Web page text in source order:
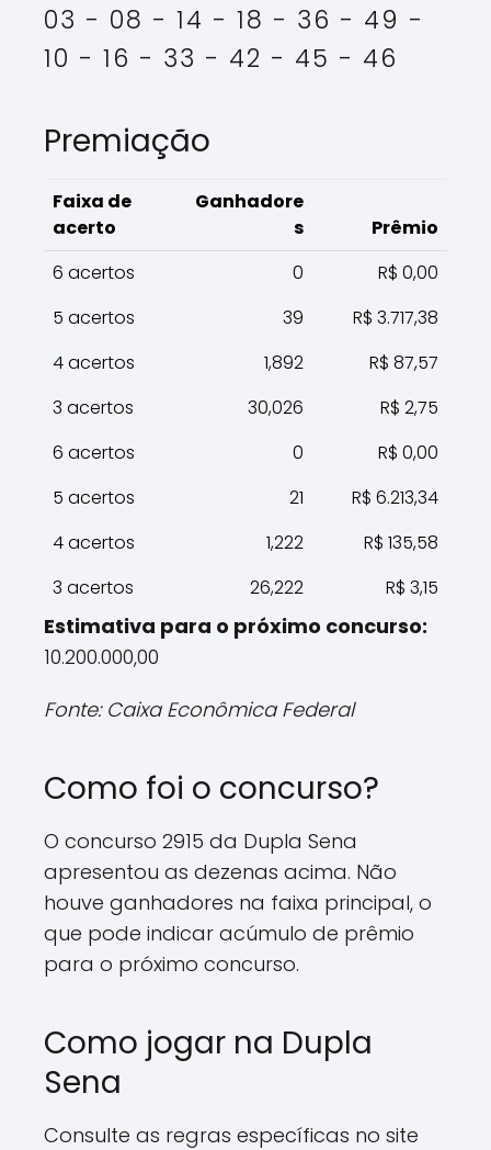
03 - 08 - 14 - 18 - 36 - 49 -
10 - 16 - 33 - 42 - 45 - 46
Premiação
Faixa de
acerto
Ganhadore
s
Prêmio
6 acertos
0
R$ 0,00
5 acertos
39
R$ 3.717,38
4 acertos
1,892
R$ 87,57
3 acertos
30,026
R$ 2,75
6 acertos
0
R$ 0,00
5 acertos
21
R$ 6.213,34
4 acertos
1,222
R$ 135,58
3 acertos
26,222 R$ 3,15
Estimativa para o próximo concurso:
10.200.000,00
Fonte: Caixa Econômica Federal
Como foi o concurso?
O concurso 2915 da Dupla Sena
apresentou as dezenas acima. Não
houve ganhadores na faixa principal, o
que pode indicar acúmulo de prêmio
para o próximo concurso.
Como jogar na Dupla
Sena
Consulte as regras específicas no site